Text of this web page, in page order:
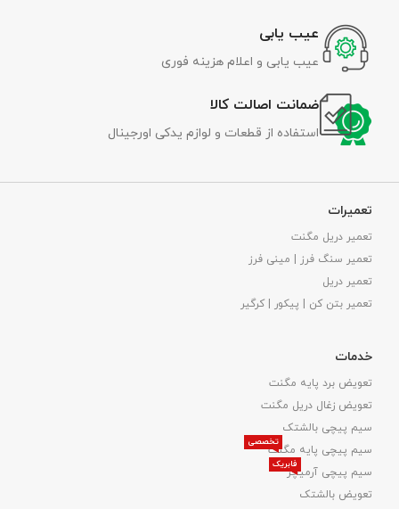
عیب یابی
عیب یابی و اعلام هزینه فوری
ضمانت اصالت کالا
استفاده از قطعات و لوازم یدکی اورجینال
تعمیرات
تعمیر دریل مگنت
تعمیر سنگ فرز | مینی فرز
تعمیر دریل
تعمیر بتن کن | پیکور | کرگیر
خدمات
تعویض برد پایه مگنت
تعویض زغال دریل مگنت
سیم پیچی بالشتک
سیم پیچی پایه مگنت
تخصصی
سیم پیچی آرمیچر
فابریک
تعویض بالشتک​